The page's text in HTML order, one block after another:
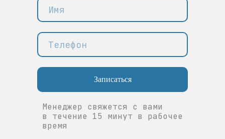
Записаться
Менеджер свяжется с вами
в течение 15 минут в рабочее
время